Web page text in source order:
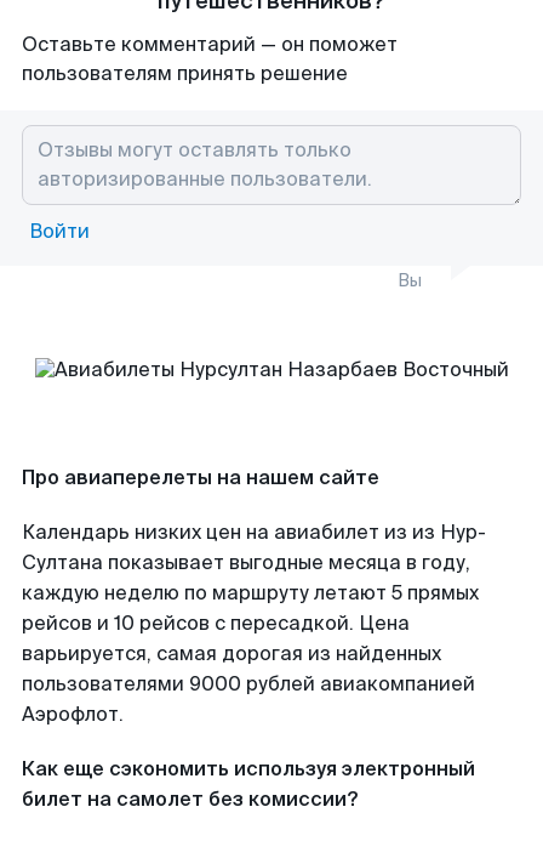
Оставьте комментарий — он поможет
пользователям принять решение
Войти
Вы
Про авиаперелеты на нашем сайте
Календарь низких цен на авиабилет из из Нур-
Султана показывает выгодные месяца в году,
каждую неделю по маршруту летают 5 прямых
рейсов и 10 рейсов с пересадкой. Цена
варьируется, самая дорогая из найденных
пользователями 9000 рублей авиакомпанией
Аэрофлот.
Как еще сэкономить используя электронный
билет на самолет без комиссии?